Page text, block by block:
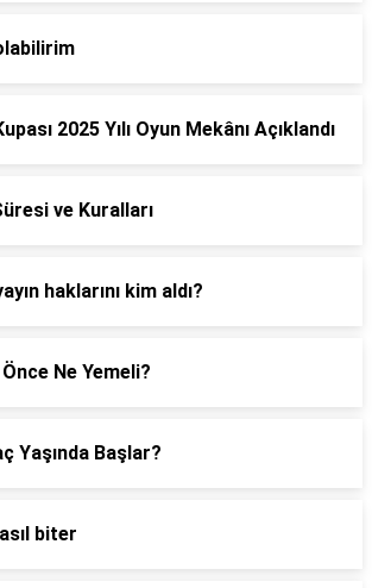
2025 Yılı Oyun Mekânı Açıklandı
ve Kuralları
haklarını kim aldı?
Ne Yemeli?
Yaşında Başlar?
biter